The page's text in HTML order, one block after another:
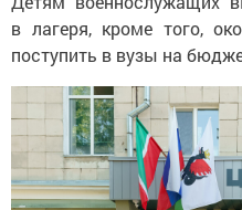
в лагеря, кроме того,
поступить в вузы на